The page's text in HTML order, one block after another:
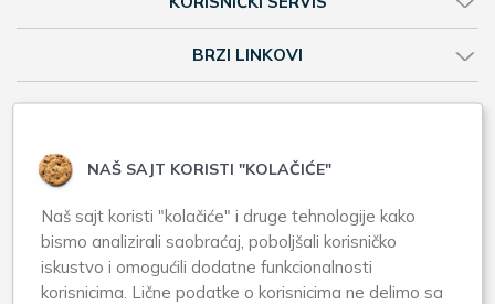
BRZI LINKOVI
Online prodavnica
Apotekarska ustanova Zero Pharm
Karađorđev trg 18, Zemun
NAŠ SAJT KORISTI "KOLAČIĆE"
Naš sajt koristi "kolačiće" i druge tehnologije kako
bismo analizirali saobraćaj, poboljšali korisničko
iskustvo i omogućili dodatne funkcionalnosti
korisnicima. Lične podatke o korisnicima ne delimo sa